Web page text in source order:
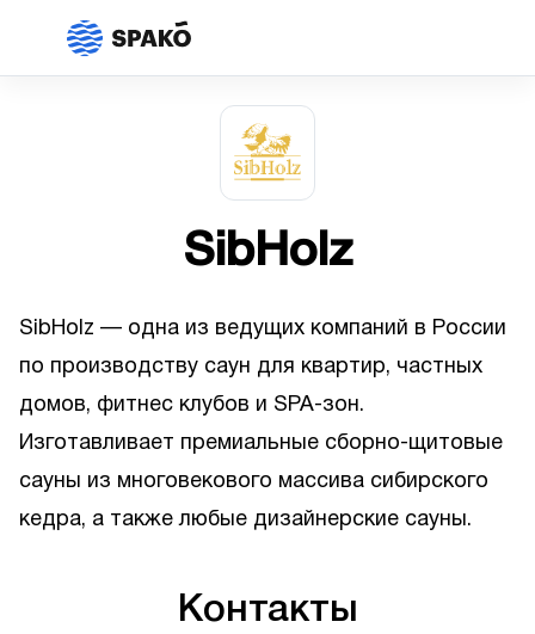
SibHolz
SibHolz — одна из ведущих компаний в России
по производству саун для квартир, частных
домов, фитнес клубов и SPA-зон.
Изготавливает премиальные сборно-щитовые
сауны из многовекового массива сибирского
кедра, а также любые дизайнерские сауны.
Контакты